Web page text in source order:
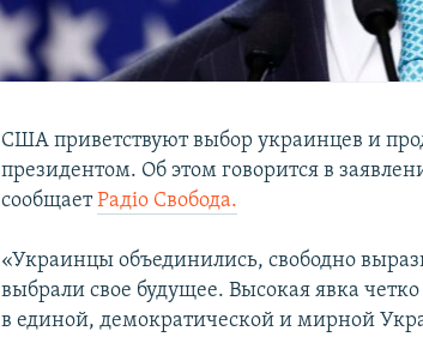
США приветствуют выбор украинцев и
президентом. Об этом говорится в
сообщаетРадiо Свобода.
«Украинцы объединились, свободно
выбрали свое будущее. Высокая явка
в единой, демократической и мирной